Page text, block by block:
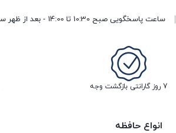
ساعت پاسخگویی صبح 10:30 تا 14:00 - بعد از ظهر ساعت 17:00 تا 21:00
7 روز گارانتی بازگشت وجه
انواع حافظه